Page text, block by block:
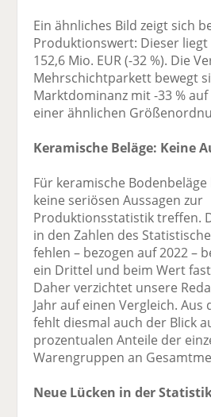
Ein ähnliches Bild zeigt sich
Produktionswert: Dieser
152,6 Mio. EUR (-32 %). Die
Mehrschichtparkett bewegt
Marktdominanz mit -33 % auf
einer ähnlichen
Keramische Beläge: Keine
Für keramische
keine seriösen Aussagen zur
Produktionsstatistik treffen.
in den Zahlen des
fehlen – bezogen auf 2022 –
ein Drittel und beim Wert
Daher verzichtet unsere
Jahr auf einen Vergleich.
fehlt diesmal auch der Blick
prozentualen Anteile der
Warengruppen an
Neue Lücken in der